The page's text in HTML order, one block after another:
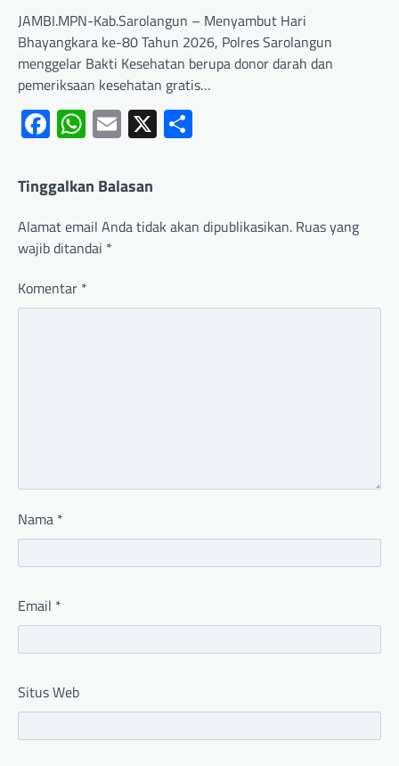
JAMBI.MPN-Kab.Sarolangun – Menyambut Hari
Bhayangkara ke-80 Tahun 2026, Polres Sarolangun
menggelar Bakti Kesehatan berupa donor darah dan
pemeriksaan kesehatan gratis…
Facebook
WhatsApp
Email
X
Tinggalkan Balasan
Alamat email Anda tidak akan dipublikasikan. Ruas yang
wajib ditandai *
Komentar *
Nama *
Email *
Situs Web